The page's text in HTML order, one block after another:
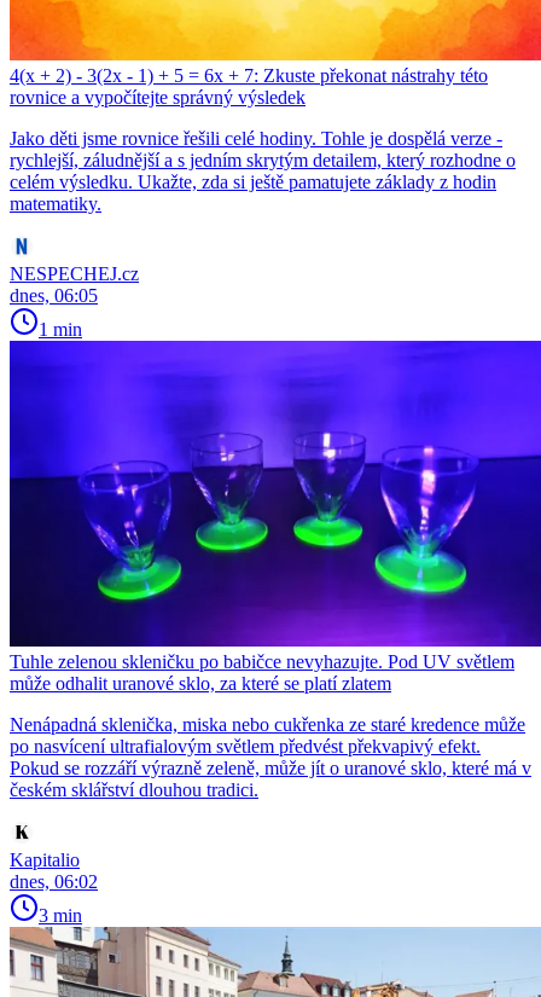
4(x + 2) - 3(2x - 1) + 5 = 6x + 7: Zkuste překonat nástrahy této
rovnice a vypočítejte správný výsledek
Jako děti jsme rovnice řešili celé hodiny. Tohle je dospělá verze -
rychlejší, záludnější a s jedním skrytým detailem, který rozhodne o
celém výsledku. Ukažte, zda si ještě pamatujete základy z hodin
matematiky.
NESPECHEJ.cz
dnes, 06:05
1 min
Tuhle zelenou skleničku po babičce nevyhazujte. Pod UV světlem
může odhalit uranové sklo, za které se platí zlatem
Nenápadná sklenička, miska nebo cukřenka ze staré kredence může
po nasvícení ultrafialovým světlem předvést překvapivý efekt.
Pokud se rozzáří výrazně zeleně, může jít o uranové sklo, které má v
českém sklářství dlouhou tradici.
Kapitalio
dnes, 06:02
3 min